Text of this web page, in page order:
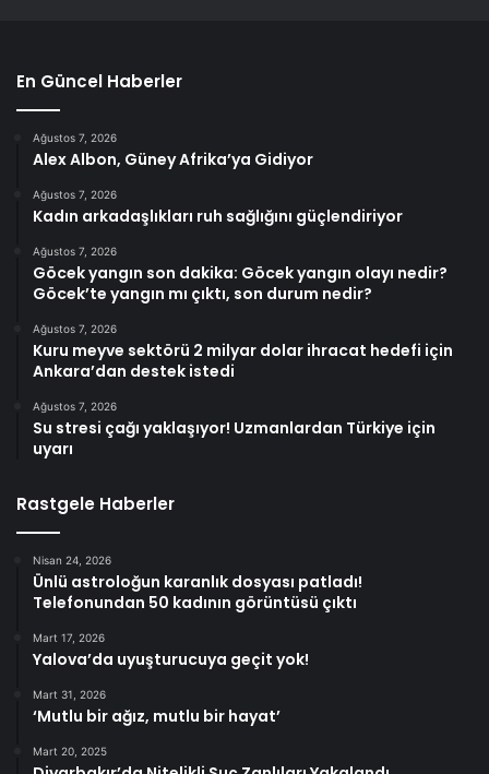
En Güncel Haberler
Ağustos 7, 2026
Alex Albon, Güney Afrika’ya Gidiyor
Ağustos 7, 2026
Kadın arkadaşlıkları ruh sağlığını güçlendiriyor
Ağustos 7, 2026
Göcek yangın son dakika: Göcek yangın olayı nedir?
Göcek’te yangın mı çıktı, son durum nedir?
Ağustos 7, 2026
Kuru meyve sektörü 2 milyar dolar ihracat hedefi için
Ankara’dan destek istedi
Ağustos 7, 2026
Su stresi çağı yaklaşıyor! Uzmanlardan Türkiye için
uyarı
Rastgele Haberler
Nisan 24, 2026
Ünlü astroloğun karanlık dosyası patladı!
Telefonundan 50 kadının görüntüsü çıktı
Mart 17, 2026
Yalova’da uyuşturucuya geçit yok!
Mart 31, 2026
‘Mutlu bir ağız, mutlu bir hayat’
Mart 20, 2025